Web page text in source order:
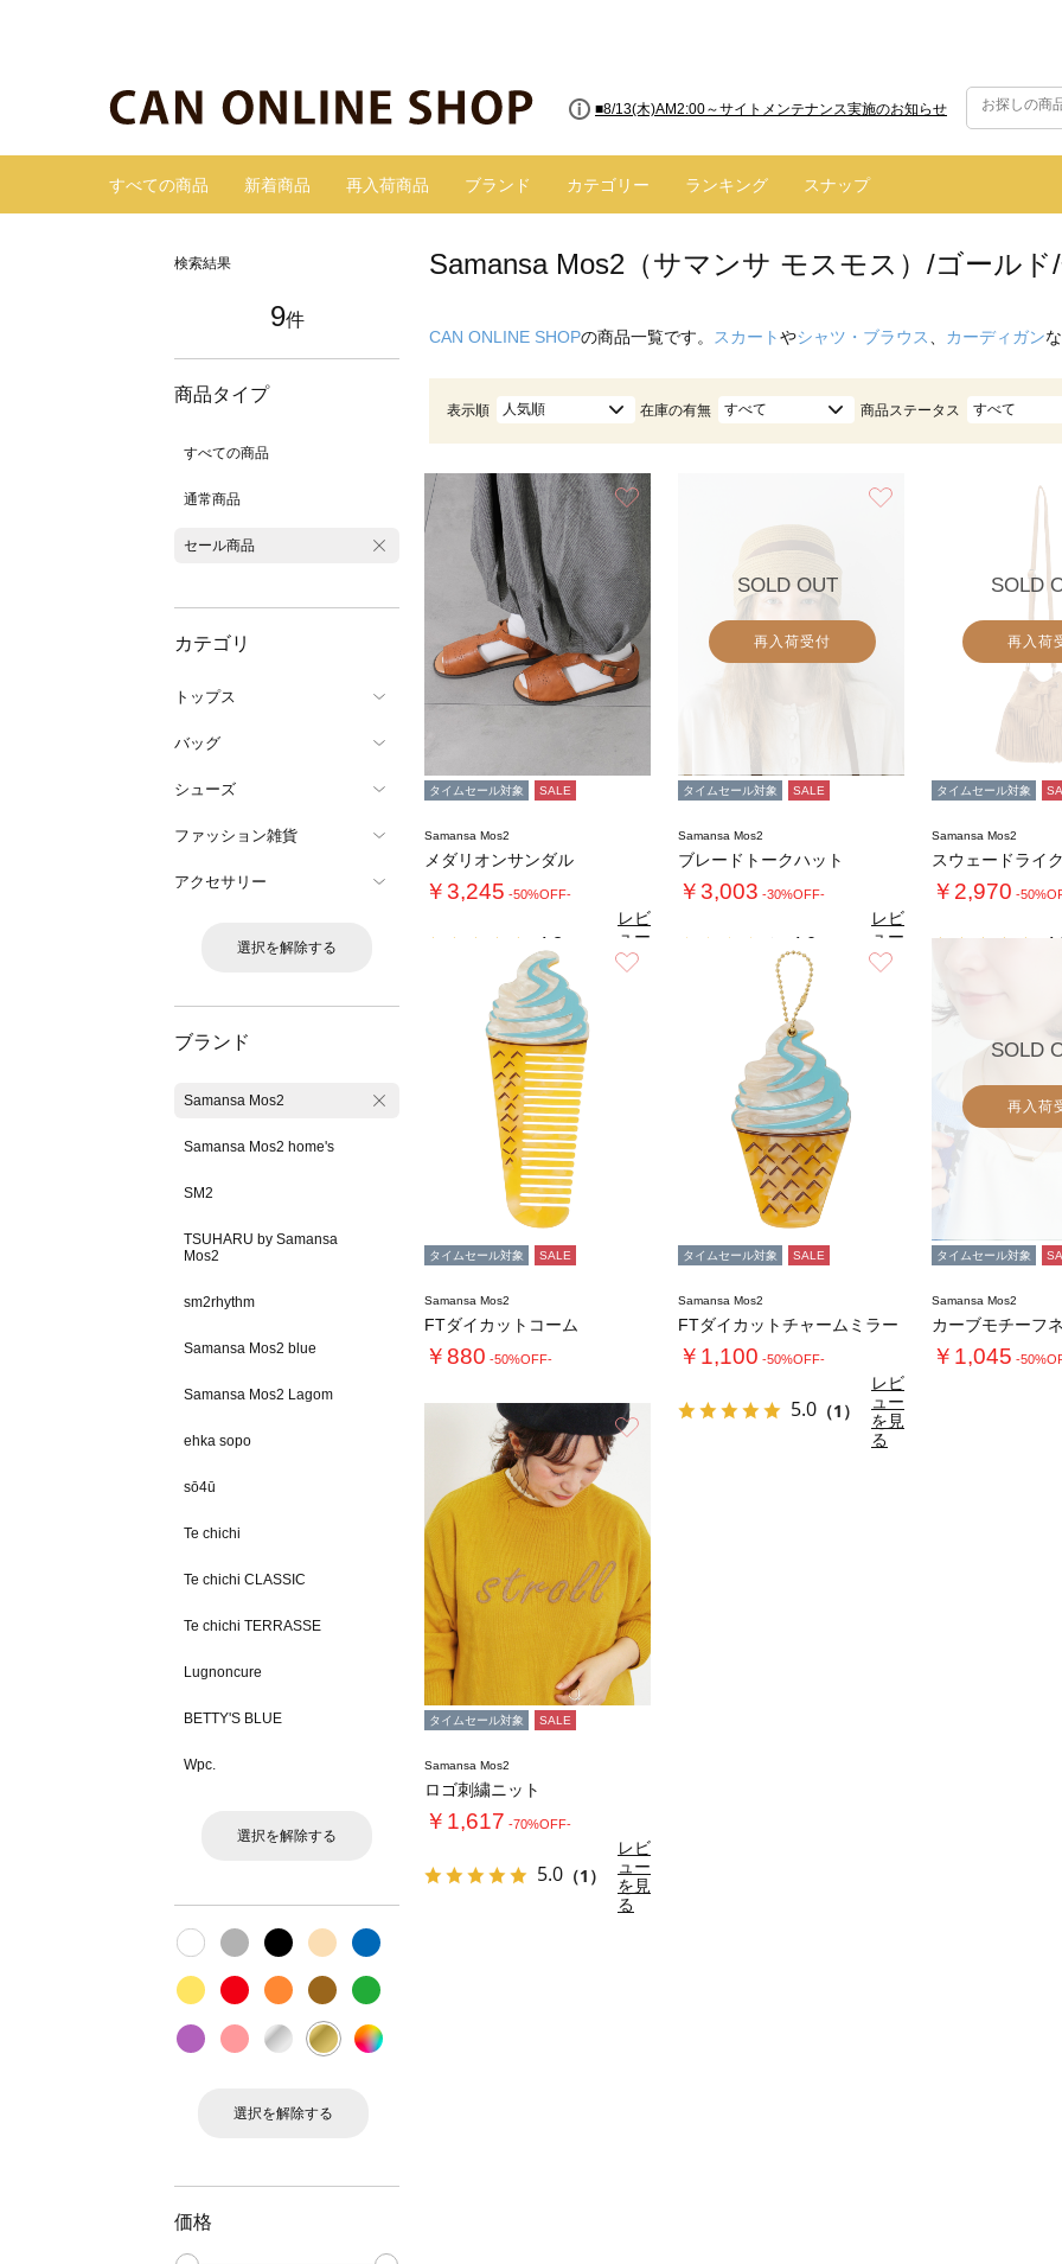
■8/13(木)AM2:00～サイトメンテナンス実施のお知らせ
すべての商品 新着商品 再入荷商品 ブランド カテゴリー ランキング スナップ
検索結果
9件
商品タイプ
すべての商品
通常商品
セール商品
カテゴリ
トップス
バッグ
シューズ
ファッション雑貨
アクセサリー
選択を解除する
ブランド
Samansa Mos2
Samansa Mos2 home's
SM2
TSUHARU by Samansa
Mos2
sm2rhythm
Samansa Mos2 blue
Samansa Mos2 Lagom
ehka sopo
sō4ū
Te chichi
Te chichi CLASSIC
Te chichi TERRASSE
Lugnoncure
BETTY'S BLUE
Wpc.
選択を解除する
選択を解除する
価格
Samansa Mos2（サマンサ モスモス）/ゴールド
CAN ONLINE SHOPの商品一覧です。 スカートやシャツ・ブラウス カーディガン
表示順 人気順 在庫の有無 すべて 商品ステータス すべて
タイムセール対象 SALE
Samansa Mos2
メダリオンサンダル
￥3,245 -50%OFF-
4.8
レビ
ュー
を見
る
SOLD OUT
再入荷受付
タイムセール対象 SALE
Samansa Mos2
ブレードトークハット
￥3,003 -30%OFF-
4.0
レビ
ュー
を見
る
SOLD
再入荷
タイムセール対象
Samansa Mos2
￥2,970 -
タイムセール対象 SALE
Samansa Mos2
FTダイカットコーム
￥880 -50%OFF-
タイムセール対象 SALE
Samansa Mos2
FTダイカットチャームミラー
￥1,100 -50%OFF-
5.0 （1）
レビ
ュー
を見
る
SOLD
再入荷
タイムセール対象
Samansa Mos2
カーブモチーフ
￥1,045 -
お気に入り
タイムセール対象 SALE
Samansa Mos2
ロゴ刺繍ニット
￥1,617 -70%OFF-
5.0 （1）
レビ
ュー
を見
る